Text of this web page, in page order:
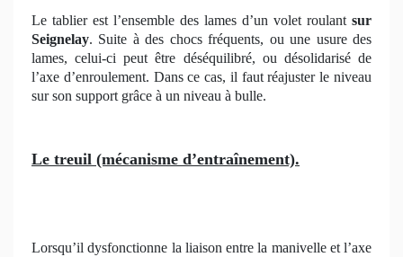
Le tablier est l’ensemble des lames d’un volet roulant sur
Seignelay. Suite à des chocs fréquents, ou une usure des
lames, celui-ci peut être déséquilibré, ou désolidarisé de
l’axe d’enroulement. Dans ce cas, il faut réajuster le niveau
sur son support grâce à un niveau à bulle.
Le treuil (mécanisme d’entraînement).
Lorsqu’il dysfonctionne la liaison entre la manivelle et l’axe